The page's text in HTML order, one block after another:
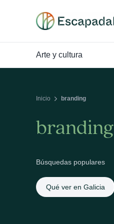
Arte y cultura
Inicio branding
branding
Búsquedas populares
Qué ver en Galicia